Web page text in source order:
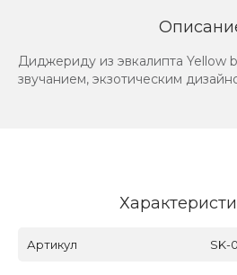
Диджериду из эвкалипта Yellow
звучанием, экзотическим
Артикул SK-